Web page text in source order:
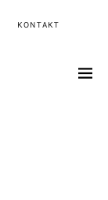
KONTAKT